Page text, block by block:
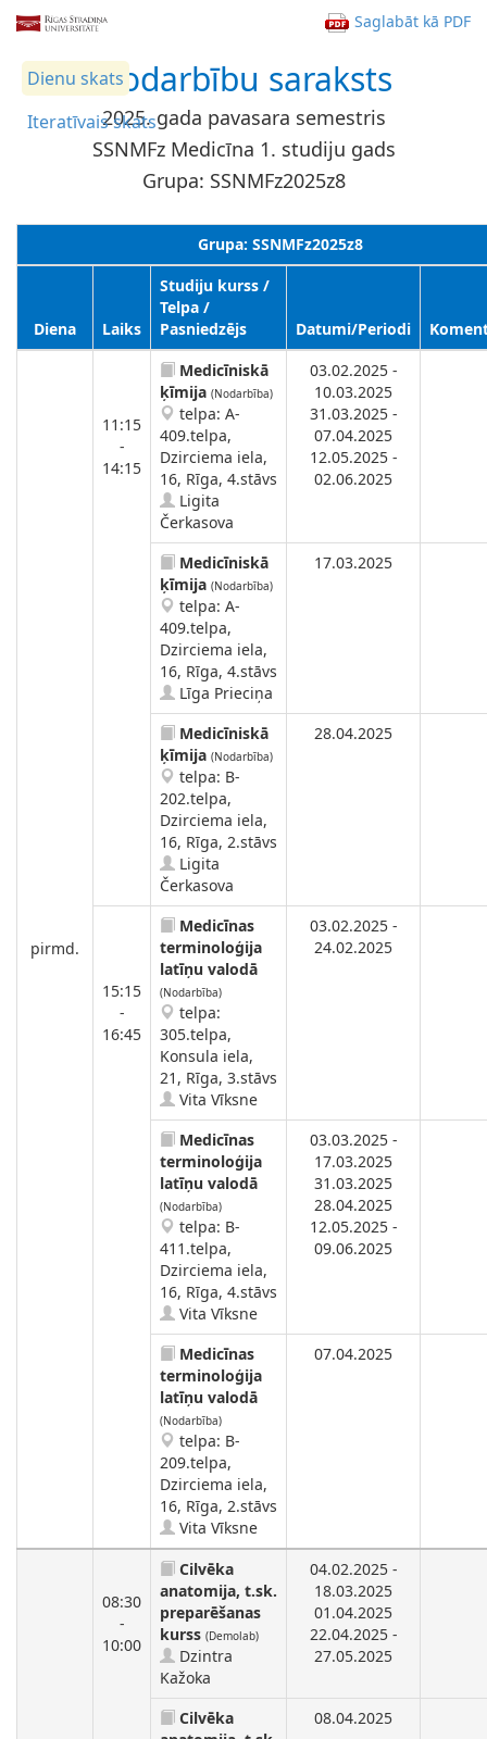
Saglabāt kā PDF
Dienu skats
Iteratīvais skats
Nodarbību saraksts
2025. gada pavasara semestris
SSNMFz Medicīna 1. studiju gads
Grupa: SSNMFz2025z8
Grupa: SSNMFz2025z8
Diena Laiks
Studiju kurss /
Telpa /
Pasniedzējs
Datumi/Periodi
pirmd.
11:15
-
14:15
Medicīniskā
ķīmija (Nodarbība)
telpa: A-
409.telpa,
Dzirciema iela,
16, Rīga, 4.stāvs
Ligita
Čerkasova
03.02.2025 -
10.03.2025
31.03.2025 -
07.04.2025
12.05.2025 -
02.06.2025
Medicīniskā
ķīmija (Nodarbība)
telpa: A-
409.telpa,
Dzirciema iela,
16, Rīga, 4.stāvs
Līga Prieciņa
17.03.2025
Medicīniskā
ķīmija (Nodarbība)
telpa: B-
202.telpa,
Dzirciema iela,
16, Rīga, 2.stāvs
Ligita
Čerkasova
28.04.2025
15:15
-
16:45
Medicīnas
terminoloģija
latīņu valodā
(Nodarbība)
telpa:
305.telpa,
Konsula iela,
21, Rīga, 3.stāvs
Vita Vīksne
03.02.2025 -
24.02.2025
Medicīnas
terminoloģija
latīņu valodā
(Nodarbība)
telpa: B-
411.telpa,
Dzirciema iela,
16, Rīga, 4.stāvs
Vita Vīksne
03.03.2025 -
17.03.2025
31.03.2025
28.04.2025
12.05.2025 -
09.06.2025
Medicīnas
terminoloģija
latīņu valodā
(Nodarbība)
telpa: B-
209.telpa,
Dzirciema iela,
16, Rīga, 2.stāvs
Vita Vīksne
07.04.2025
08:30
-
10:00
Cilvēka
anatomija, t.sk.
preparēšanas
kurss (Demolab)
Dzintra
Kažoka
04.02.2025 -
18.03.2025
01.04.2025
22.04.2025 -
27.05.2025
Cilvēka
08.04.2025